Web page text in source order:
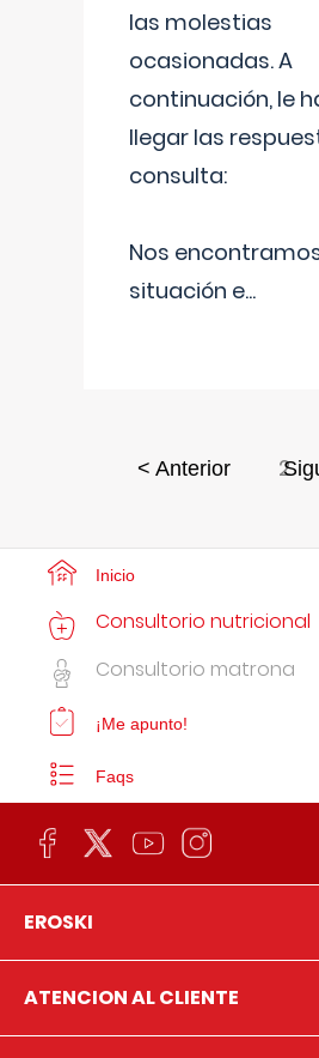
las molestias
ocasionadas. A
continuación, le
llegar las
consulta:
Nos
situación e...
< Anterior 2
Inicio
Consultorio nutricional
Consultorio matrona
¡Me apunto!
Faqs
EROSKI
ATENCION AL CLIENTE